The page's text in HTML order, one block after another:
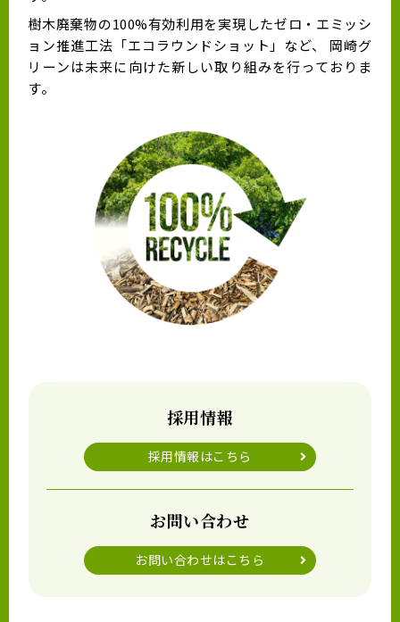
樹木廃棄物の100%有効利用を実現したゼロ・エミッシ
ョン推進工法「エコラウンドショット」など、 岡崎グ
リーンは未来に向けた新しい取り組みを行っておりま
す。
採用情報
採用情報はこちら
お問い合わせ
お問い合わせはこちら